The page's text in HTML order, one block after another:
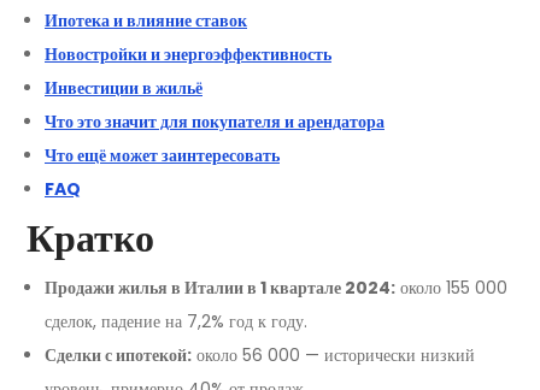
Ипотека и влияние ставок
Новостройки и энергоэффективность
Инвестиции в жильё
Что это значит для покупателя и арендатора
Что ещё может заинтересовать
FAQ
Кратко
Продажи жилья в Италии в 1 квартале 2024: около 155 000
сделок, падение на 7,2% год к году.
Сделки с ипотекой: около 56 000 — исторически низкий